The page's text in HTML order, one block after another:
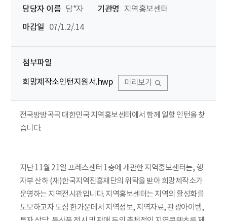
담당자 이름 담*자 기관명
지역홍보센터
마감일
07/1.2/.14
첨부파일
희망제작소인턴지원서.hwp 미리보기
전국방방곡곡 대한민국 지역홍보센터에서 함께 일할 인턴을 찾
습니다.
지난 11월 21일 프레스센터 1층에 개관한 지역홍보센터는, 행
자부 산하 (재)한국지역진흥재단의 위탁을 받아 희망제작소가
운영하는 지역전시관입니다. 지역홍보센터는 지역의 활성화를
도모하고자 도심 한가운데서 지역정보, 지역자료, 관광아이템,